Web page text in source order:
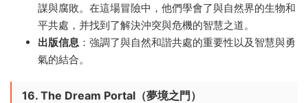
謀與腐敗。在這場冒險中，他們學會了與自然界的生物和
平共處，并找到了解決沖突與危機的智慧之道。
出版信息 ：強調了與自然和諧共處的重要性以及智慧與勇
氣的結合。
16. The Dream Portal（夢境之門）